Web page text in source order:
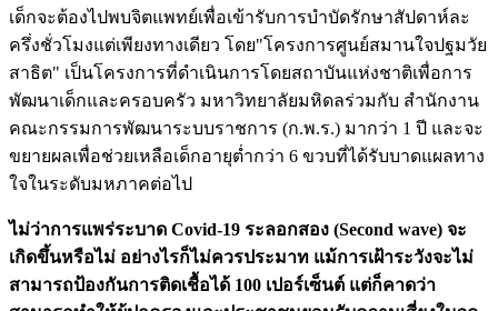
เด็กจะต้องไปพบจิตแพทย์เพื่อเข้ารับการบำบัดรักษาสัปดาห์ละ
ครึ่งชั่วโมงแต่เพียงทางเดียว โดย"โครงการศูนย์สมานใจปฐมวัย
สาธิต" เป็นโครงการที่ดำเนินการโดยสถาบันแห่งชาติเพื่อการ
พัฒนาเด็กและครอบครัว มหาวิทยาลัยมหิดลร่วมกับ สำนักงาน
คณะกรรมการพัฒนาระบบราชการ (ก.พ.ร.) มากว่า 1 ปี และจะ
ขยายผลเพื่อช่วยเหลือเด็กอายุต่ำกว่า 6 ขวบที่ได้รับบาดแผลทาง
ใจในระดับมหภาคต่อไป
ไม่ว่าการแพร่ระบาด Covid-19 ระลอกสอง (Second wave) จะ
เกิดขึ้นหรือไม่ อย่างไรก็ไม่ควรประมาท แม้การเฝ้าระวังจะไม่
สามารถป้องกันการติดเชื้อได้ 100 เปอร์เซ็นต์ แต่ก็คาดว่า